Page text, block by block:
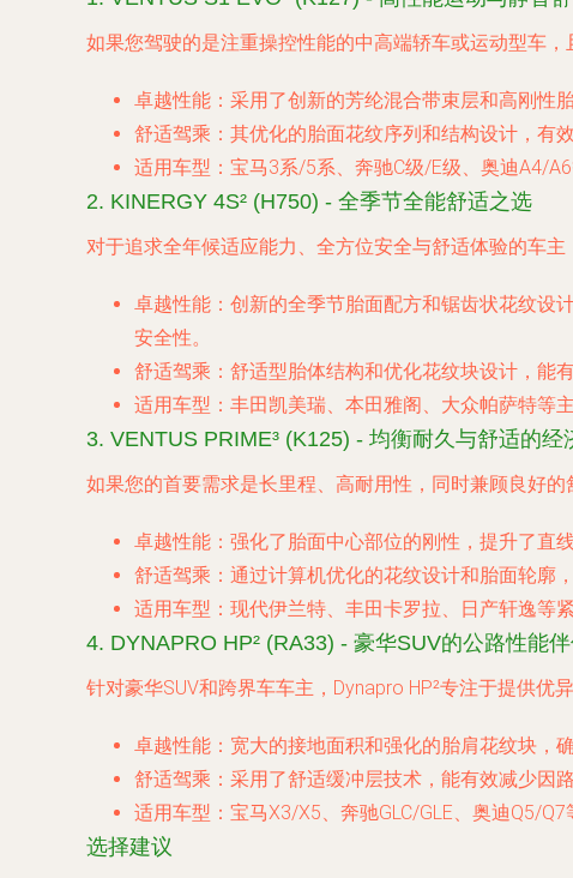
如果您驾驶的是注重操控性能的中高端轿车或运动型车，
卓越性能 ：采用了创新的芳纶混合带束层和高刚性
舒适驾乘 ：其优化的胎面花纹序列和结构设计，有
适用车型 ：宝马3系/5系、奔驰C级/E级、奥迪A4/
2. KINERGY 4S² (H750) - 全季节全能舒适之选
对于追求全年候适应能力、全方位安全与舒适体验的车主
卓越性能 ：创新的全季节胎面配方和锯齿状花纹
安全性。
舒适驾乘 ：舒适型胎体结构和优化花纹块设计，能
适用车型 ：丰田凯美瑞、本田雅阁、大众帕萨特等
3. VENTUS PRIME³ (K125) - 均衡耐久与舒适的经
如果您的首要需求是长里程、高耐用性，同时兼顾良好的
卓越性能 ：强化了胎面中心部位的刚性，提升了直
舒适驾乘 ：通过计算机优化的花纹设计和胎面轮廓
适用车型 ：现代伊兰特、丰田卡罗拉、日产轩逸等
4. DYNAPRO HP² (RA33) - 豪华SUV的公路性能
针对豪华SUV和跨界车车主，Dynapro HP²专注于提供优
卓越性能 ：宽大的接地面积和强化的胎肩花纹块，
舒适驾乘 ：采用了舒适缓冲层技术，能有效减少因
适用车型 ：宝马X3/X5、奔驰GLC/GLE、奥迪Q5/Q7
选择建议